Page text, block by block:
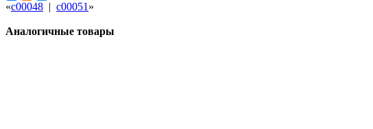
«с00048 | с00051»
Аналогичные товары